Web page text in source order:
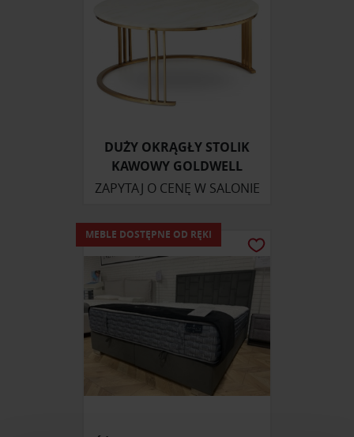
DUŻY OKRĄGŁY STOLIK
KAWOWY GOLDWELL
ZAPYTAJ O CENĘ W SALONIE
MEBLE DOSTĘPNE OD RĘKI